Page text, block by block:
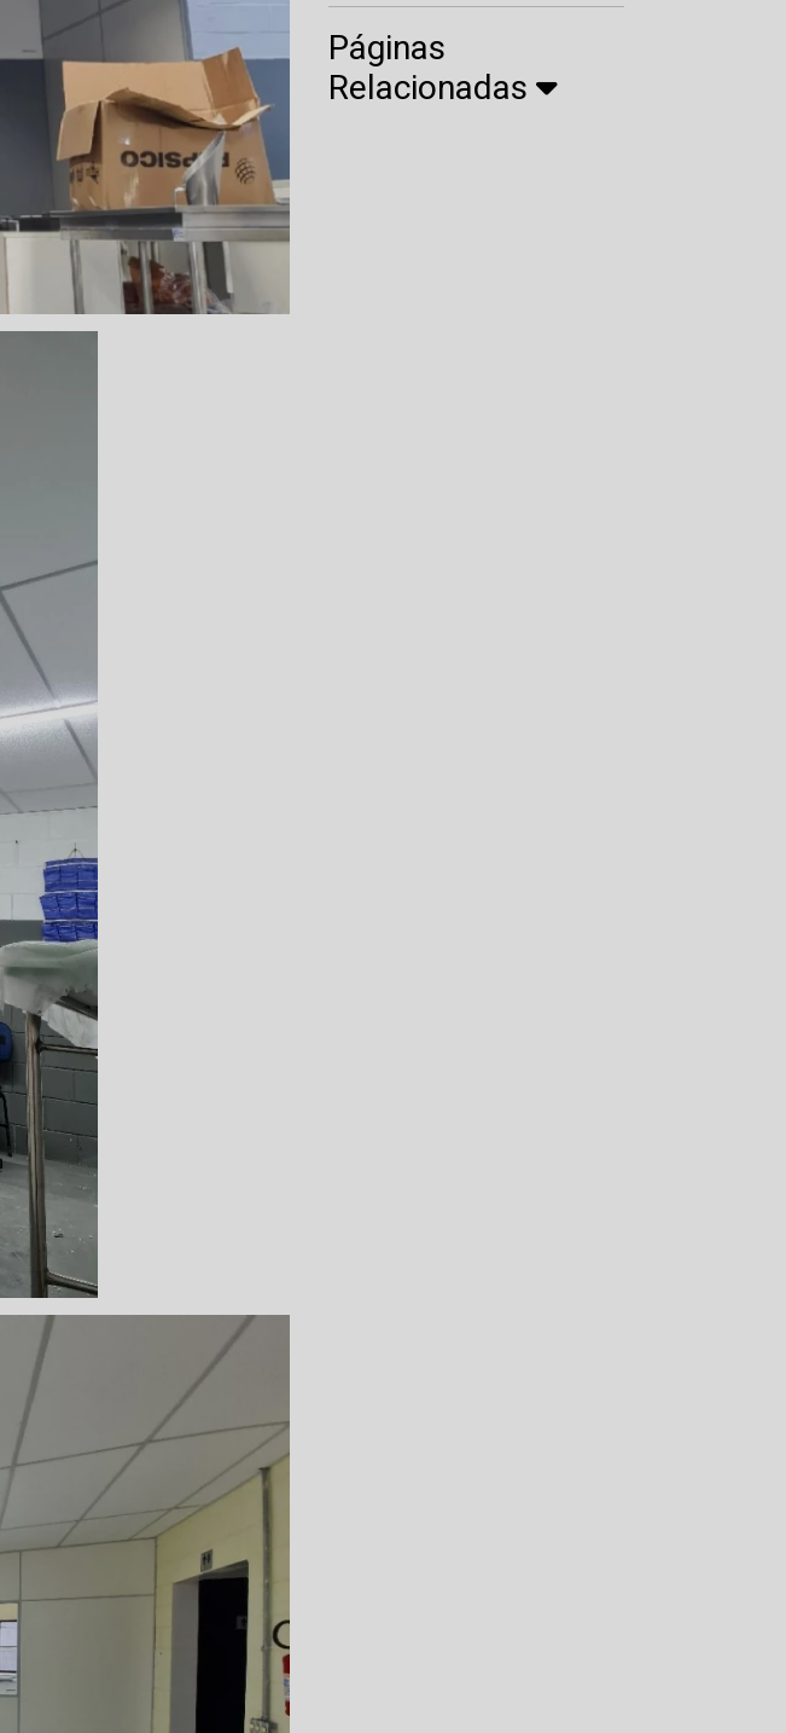
Páginas
Relacionadas